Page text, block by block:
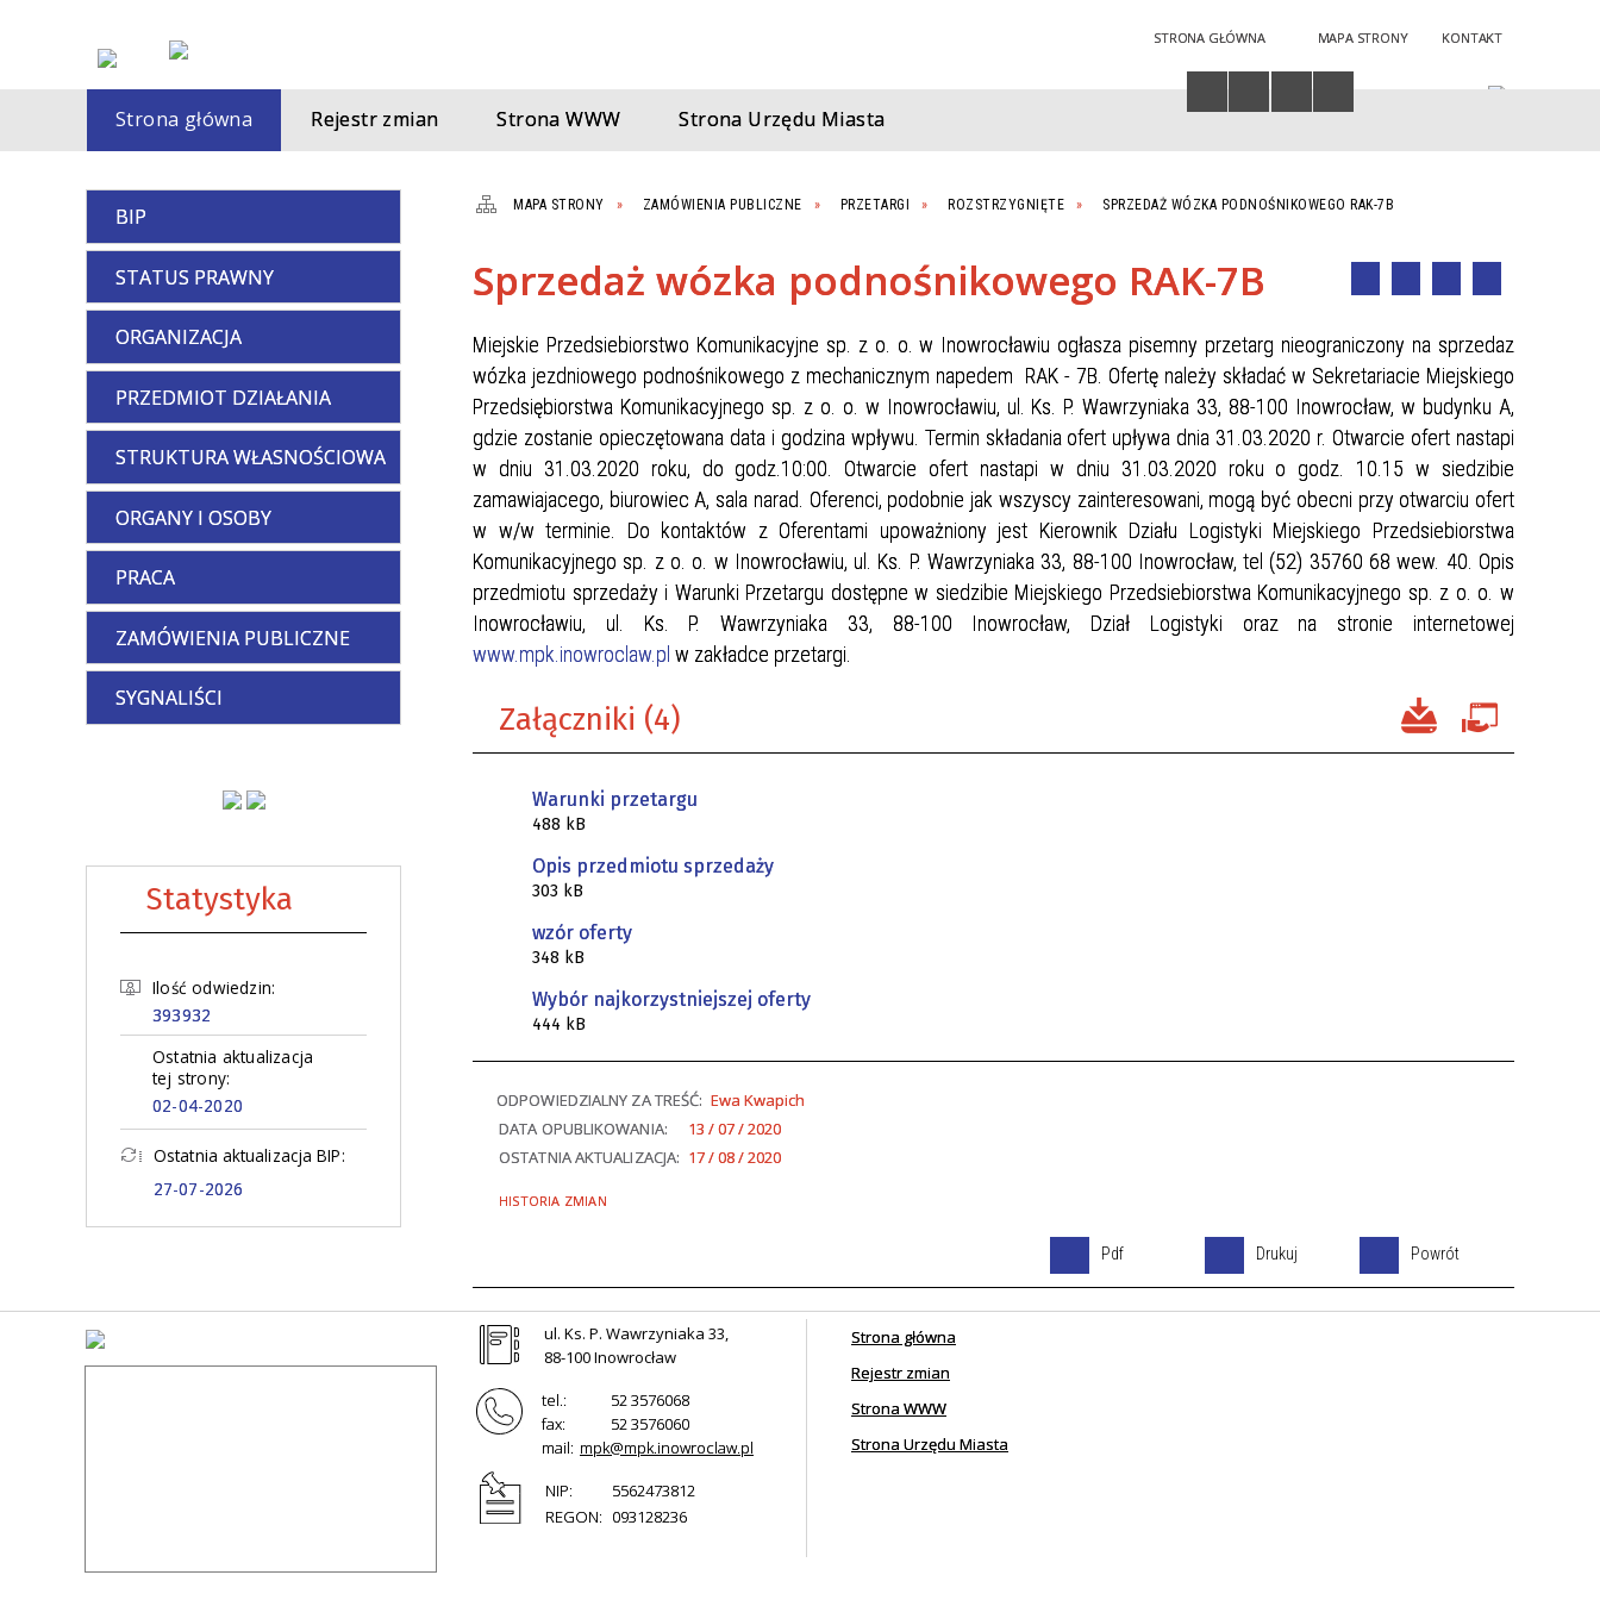
STRONA GŁÓWNA MAPA STRONY KONTAKT
Strona główna Rejestr zmian Strona WWW Strona Urzędu Miasta
BIP
STATUS PRAWNY
ORGANIZACJA
PRZEDMIOT DZIAŁANIA
STRUKTURA WŁASNOŚCIOWA
ORGANY I OSOBY
PRACA
ZAMÓWIENIA PUBLICZNE
SYGNALIŚCI
Statystyka
Ilość odwiedzin:
393932
Ostatnia aktualizacja
tej strony:
02-04-2020
Ostatnia aktualizacja BIP:
27-07-2026
MAPA STRONY ZAMÓWIENIA PUBLICZNE PRZETARGI ROZSTRZYGNIĘTE SPRZEDAŻ WÓZKA PODNOŚNIKOWEGO RAK-7B
Sprzedaż wózka podnośnikowego RAK-7B
Miejskie Przedsiebiorstwo Komunikacyjne sp. z o. o. w Inowrocławiu ogłasza pisemny przetarg nieograniczony na sprzedaz
wózka jezdniowego podnośnikowego z mechanicznym napedem RAK - 7B. Ofertę należy składać w Sekretariacie Miejskiego
Przedsiębiorstwa Komunikacyjnego sp. z o. o. w Inowrocławiu, ul. Ks. P. Wawrzyniaka 33, 88-100 Inowrocław, w budynku A,
gdzie zostanie opieczętowana data i godzina wpływu. Termin składania ofert upływa dnia 31.03.2020 r. Otwarcie ofert nastapi
w dniu 31.03.2020 roku, do godz.10:00. Otwarcie ofert nastapi w dniu 31.03.2020 roku o godz. 10.15 w siedzibie
zamawiajacego, biurowiec A, sala narad. Oferenci, podobnie jak wszyscy zainteresowani, mogą być obecni przy otwarciu ofert
w w/w terminie. Do kontaktów z Oferentami upoważniony jest Kierownik Działu Logistyki Miejskiego Przedsiebiorstwa
Komunikacyjnego sp. z o. o. w Inowrocławiu, ul. Ks. P. Wawrzyniaka 33, 88-100 Inowrocław, tel (52) 35760 68 wew. 40. Opis
przedmiotu sprzedaży i Warunki Przetargu dostępne w siedzibie Miejskiego Przedsiebiorstwa Komunikacyjnego sp. z o. o. w
Inowrocławiu, ul. Ks. P. Wawrzyniaka 33, 88-100 Inowrocław, Dział Logistyki oraz na stronie internetowej
www.mpk.inowroclaw.pl w zakładce przetargi.
Załączniki (4)
Warunki przetargu
488 kB
Opis przedmiotu sprzedaży
303 kB
wzór oferty
348 kB
Wybór najkorzystniejszej oferty
444 kB
ODPOWIEDZIALNY ZA TREŚĆ: Ewa Kwapich
DATA OPUBLIKOWANIA:
13 / 07 / 2020
OSTATNIA AKTUALIZACJA: 17 / 08 / 2020
HISTORIA ZMIAN
Pdf Drukuj Powrót
ul. Ks. P. Wawrzyniaka 33,
88-100 Inowrocław
tel.:
52 3576068
fax:
52 3576060
mail: mpk@mpk.inowroclaw.pl
NIP:
5562473812
REGON: 093128236
Strona główna
Rejestr zmian
Strona WWW
Strona Urzędu Miasta